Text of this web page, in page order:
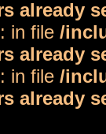
already
: in file /
already
: in file /
already